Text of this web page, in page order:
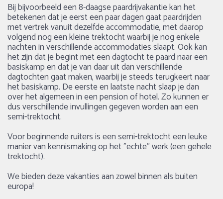
Bij bijvoorbeeld een 8-daagse paardrijvakantie kan het
betekenen dat je eerst een paar dagen gaat paardrijden
met vertrek vanuit dezelfde accommodatie, met daarop
volgend nog een kleine trektocht waarbij je nog enkele
nachten in verschillende accommodaties slaapt. Ook kan
het zijn dat je begint met een dagtocht te paard naar een
basiskamp en dat je van daar uit dan verschillende
dagtochten gaat maken, waarbij je steeds terugkeert naar
het basiskamp. De eerste en laatste nacht slaap je dan
over het algemeen in een pension of hotel. Zo kunnen er
dus verschillende invullingen gegeven worden aan een
semi-trektocht.
Voor beginnende ruiters is een semi-trektocht een leuke
manier van kennismaking op het "echte" werk (een gehele
trektocht).
We bieden deze vakanties aan zowel binnen als buiten
europa!